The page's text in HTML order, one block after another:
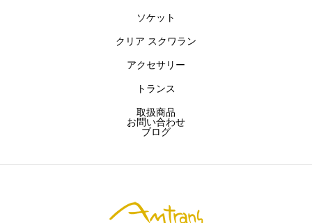
開発製品 お問い合わせ
ソケット
クリア スクワラン
アクセサリー
トランス
取扱商品
お問い合わせ
ブログ